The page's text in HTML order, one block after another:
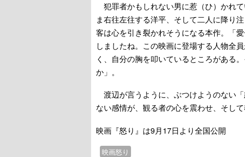
犯罪者かもしれない男に惹（ひ）かれ
ま右往左往する洋平、そして二人に降
客は心を引き裂かれそうになる本作。「
しましたね。この映画に登場する人物全
く、自分の胸を叩いているところがある
か」。
渡辺が言うように、ぶつけようのない
ない感情が、観る者の心を震わせ、そし
映画『怒り』は9月17日より全国公開
映画怒り